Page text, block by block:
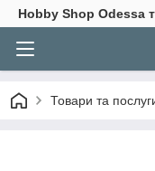
Hobbу Shop Odessa
Товари та